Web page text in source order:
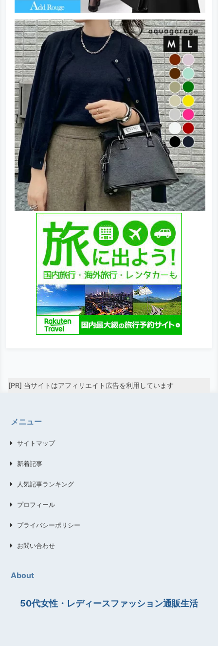
[PR] 当サイトはアフィリエイト広告を利用しています
メニュー
サイトマップ
新着記事
人気記事ランキング
プロフィール
プライバシーポリシー
お問い合わせ
About
50代女性・レディースファッション通販生活